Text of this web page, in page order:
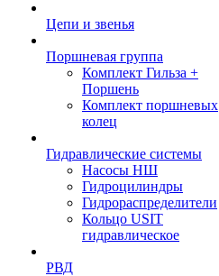
Цепи и звенья
Поршневая группа
Комплект Гильза +
Поршень
Комплект поршневых
колец
Гидравлические системы
Насосы НШ
Гидроцилиндры
Гидрораспределители
Кольцо USIT
гидравлическое
РВД